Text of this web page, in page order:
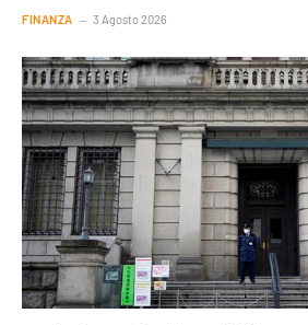
FINANZA 3 Agosto 2026